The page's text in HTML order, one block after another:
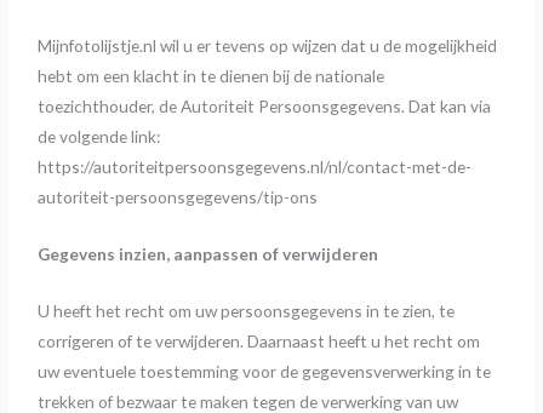
Mijnfotolijstje.nl wil u er tevens op wijzen dat u de mogelijkheid
hebt om een klacht in te dienen bij de nationale
toezichthouder, de Autoriteit Persoonsgegevens. Dat kan via
de volgende link:
https://autoriteitpersoonsgegevens.nl/nl/contact-met-de-
autoriteit-persoonsgegevens/tip-ons
Gegevens inzien, aanpassen of verwijderen
U heeft het recht om uw persoonsgegevens in te zien, te
corrigeren of te verwijderen. Daarnaast heeft u het recht om
uw eventuele toestemming voor de gegevensverwerking in te
trekken of bezwaar te maken tegen de verwerking van uw